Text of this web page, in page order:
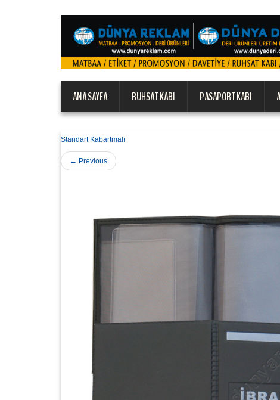
ANA SAYFA RUHSAT KABI PASAPORT KABI
Standart Kabartmalı
← Previous